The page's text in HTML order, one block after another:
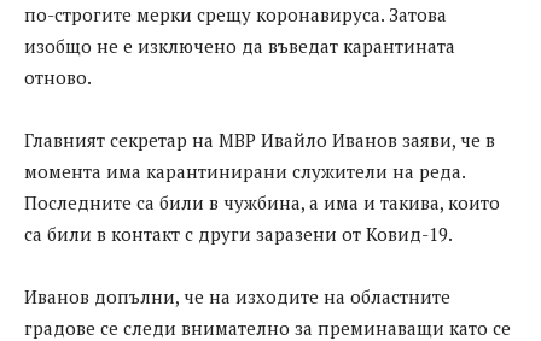
по-строгите мерки срещу коронавируса. Затова
изобщо не е изключено да въведат карантината
отново.
Главният секретар на МВР Ивайло Иванов заяви, че в
момента има карантинирани служители на реда.
Последните са били в чужбина, а има и такива, които
са били в контакт с други заразени от Ковид-19.
Иванов допълни, че на изходите на областните
градове се следи внимателно за преминаващи като се